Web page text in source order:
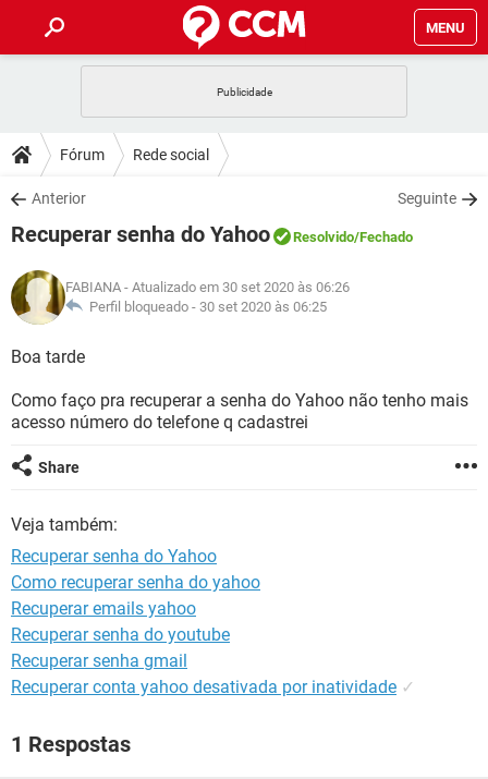
MENU
CELULAR
OUTLOOK
INSTAGRAM GMAIL
GUIA DE COMPRAS
DICAS
JOGOS
INSTAGRAM GMAIL
GUIA DE COMPRAS
DOWNLOADS
JOGOS WHATSAPP
CELULAR
OUTLOOK EXCEL
INSTAGRAM
FÓRUM
JOGOS WHATSAPP
CELULAR
OUTLOOK
INSTAGRAM GMAIL
GLOSSÁRIO
OUTLOOK EXCEL
INSTAGRAM
Fórum Rede social
Anterior Seguinte
Recuperar senha do Yahoo Resolvido/Fechado
FABIANA - Atualizado em 30 set 2020 às 06:26
Perfil bloqueado - 30 set 2020 às 06:25
Boa tarde
Como faço pra recuperar a senha do Yahoo não tenho mais
acesso número do telefone q cadastrei
Share
Veja também:
Recuperar senha do Yahoo
Como recuperar senha do yahoo
Recuperar emails yahoo
Recuperar senha do youtube
Recuperar senha gmail
Recuperar conta yahoo desativada por inatividade ✓
1 Respostas